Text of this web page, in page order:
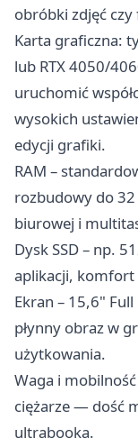
obróbki zdjęć
Karta graficzna:
lub RTX 4050/
uruchomić
wysokich
edycji grafiki.
RAM –
rozbudowy do
biurowej i
Dysk SSD – np.
aplikacji,
Ekran – 15,6"
płynny obraz w
użytkowania.
Waga i
ciężarze — dość
ultrabooka.